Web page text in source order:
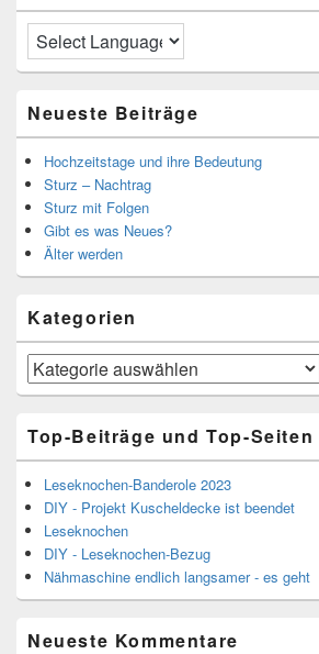
Neueste Beiträge
Hochzeitstage und ihre Bedeutung
Sturz – Nachtrag
Sturz mit Folgen
Gibt es was Neues?
Älter werden
Kategorien
Kategorien
Top-Beiträge und Top-Seiten
Leseknochen-Banderole 2023
DIY - Projekt Kuscheldecke ist beendet
Leseknochen
DIY - Leseknochen-Bezug
Nähmaschine endlich langsamer - es geht
Neueste Kommentare